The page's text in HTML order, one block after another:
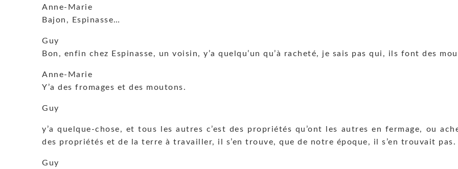
Anne-Marie
Bajon, Espinasse…
Guy
Bon, enfin chez Espinasse, un voisin, y’a quelqu’un qu’à racheté, je sais pas qui, ils font des
Anne-Marie
Y’a des fromages et des moutons.
Guy
y’a quelque-chose, et tous les autres c’est des propriétés qu’ont les autres en fermage, ou
des propriétés et de la terre à travailler, il s’en trouve, que de notre époque, il s’en trouvait pas.
Guy